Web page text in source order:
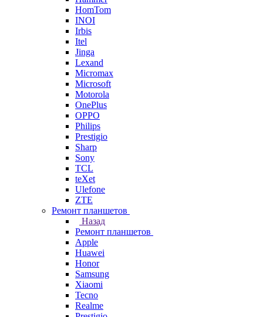
HomTom
INOI
Irbis
Itel
Jinga
Lexand
Micromax
Microsoft
Motorola
OnePlus
OPPO
Philips
Prestigio
Sharp
Sony
TCL
teXet
Ulefone
ZTE
Ремонт планшетов
Назад
Ремонт планшетов
Apple
Huawei
Honor
Samsung
Xiaomi
Tecno
Realme